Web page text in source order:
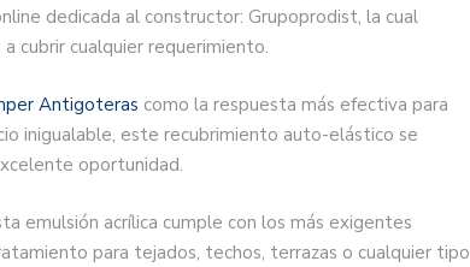
dedicada al constructor: Grupoprodist, la cual
cubrir cualquier requerimiento.
Antigoteras como la respuesta más efectiva para
inigualable, este recubrimiento auto-elástico se
oportunidad.
emulsión acrílica cumple con los más exigentes
para tejados, techos, terrazas o cualquier tipo